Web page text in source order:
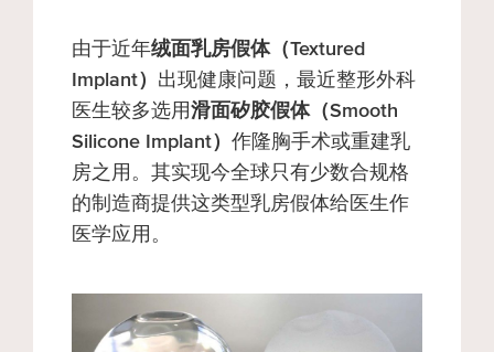
由于近年绒面乳房假体（Textured
Implant） 出现健康问题，最近整形外科
医生较多选用滑面矽胶假体（Smooth
Silicone Implant） 作隆胸手术或重建乳
房之用。其实现今全球只有少数合规格
的制造商提供这类型乳房假体给医生作
医学应用。